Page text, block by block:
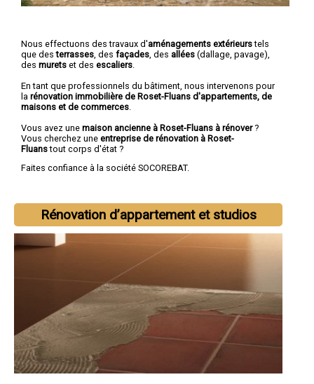
Nous effectuons des travaux d'aménagements extérieurstels
que desterrasses , des façades , des allées (dallage, pavage),
des murets et des escaliers
En tant que professionnels du bâtiment, nous intervenons pour
la rénovation immobilière de Roset-Fluans d'appartements, de
maisons et de commerces
Vous avez une maison ancienne à Roset-Fluans à rénover?
Vous cherchez une entreprise de rénovation à Roset-
Fluanstout corps d'état ?
Faites confiance à la société SOCOREBAT.
Rénovation d’appartement et studios